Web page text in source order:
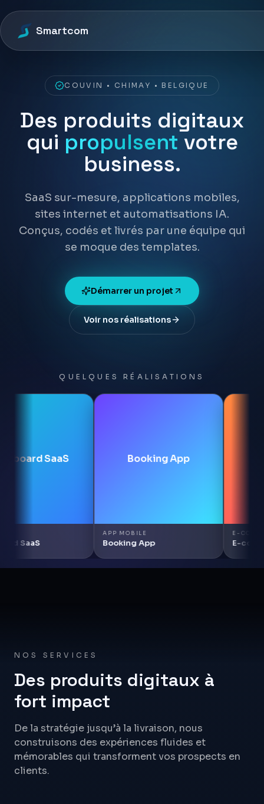
Smartcom
COUVIN • CHIMAY • BELGIQUE
Des produits digitaux
qui propulsent votre
business.
SaaS sur-mesure, applications mobiles,
sites internet et automatisations IA.
Conçus, codés et livrés par une équipe qui
se moque des templates.
Démarrer un projet
Voir nos réalisations
QUELQUES RÉALISATIONS
SaaS Booking App
APP MOBILE
Booking App
E-
E-
NOS SERVICES
Des produits digitaux à
fort impact
De la stratégie jusqu’à la livraison, nous
construisons des expériences fluides et
mémorables qui transforment vos prospects en
clients.